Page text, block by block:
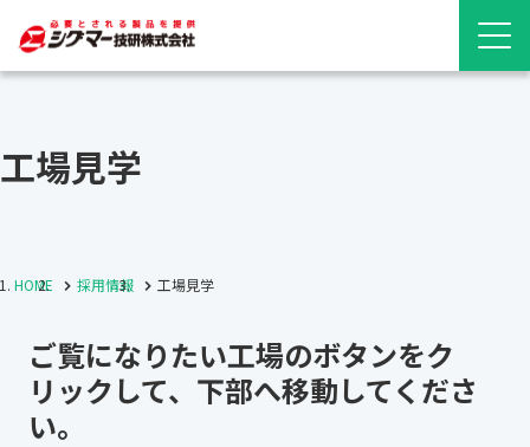
工場見学
HOME 採用情報 工場見学
ご覧になりたい工場のボタンをク
リックして、下部へ移動してくださ
い。